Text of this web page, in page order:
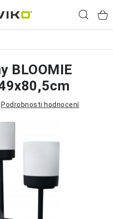
BLOOMIE
Podrobnosti hodnocení